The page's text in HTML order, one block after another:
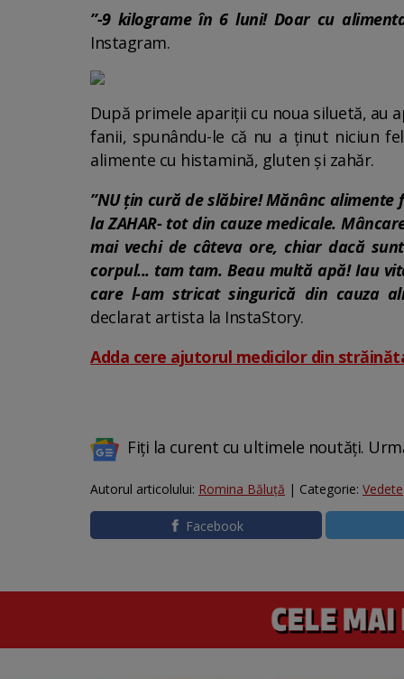
”-9 kilograme în 6 luni! Doar cu
Instagram.
După primele apariții cu noua siluetă, au
fanii, spunându-le că nu a ținut niciun
alimente cu histamină, gluten și zahăr.
”NU țin cură de slăbire! Mănânc alimente
la ZAHAR- tot din cauze medicale.
mai vechi de câteva ore, chiar dacă
corpul... tam tam. Beau multă apă! Iau
care l-am stricat singurică din cauza
declarat artista la InstaStory.
Adda cere ajutorul medicilor din
Fiți la curent cu ultimele noutăți.
Autorul articolului: Romina Băluță | Categorie: Vedete
Facebook